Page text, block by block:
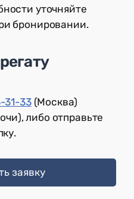
уточняйте
бронировании.
31-33(Москва)
либо отправьте
заявку